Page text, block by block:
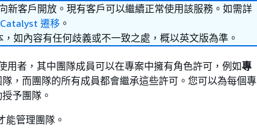
新客戶開放。現有客戶可以繼續正常使用該服務。如需詳
遷移 。
如內容有任何歧義或不一致之處，概以英文版為準。
用者，其中團隊成員可以在專案中擁有角色許可，例如專
隊，而團隊的所有成員都會繼承這些許可。您可以為每個專
予團隊。
能管理團隊。